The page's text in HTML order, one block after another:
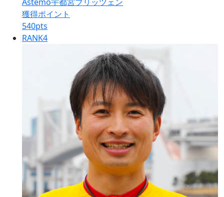
獲得ポイント
540pts
RANK4